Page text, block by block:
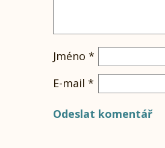
Jméno *
E-mail *